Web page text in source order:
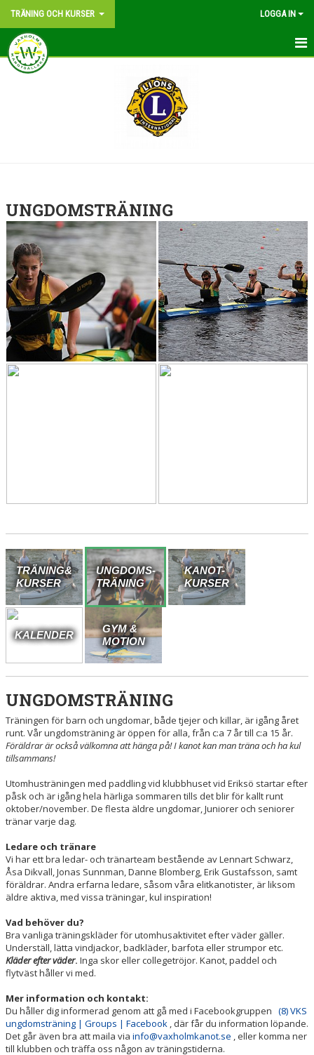
TRÄNING OCH KURSER LOGGA IN
TRÄNING OCH KURSER
UNGDOMSTRÄNING
TRÄNING&
KURSER
UNGDOMS-
TRÄNING
KANOT-
KURSER
KALENDER
GYM &
MOTION
UNGDOMSTRÄNING
Träningen för barn och ungdomar, både tjejer och killar, är igång året
runt. Vår ungdomsträning är öppen för alla, från c:a 7 år till c:a 15 år.
Föräldrar är också välkomna att hänga på! I kanot kan man träna och ha kul
tillsammans!
Utomhusträningen med paddling vid klubbhuset vid Eriksö startar efter
påsk och är igång hela härliga sommaren tills det blir för kallt runt
oktober/november. De flesta äldre ungdomar, Juniorer och seniorer
tränar varje dag.
Ledare och tränare
Vi har ett bra ledar- och tränarteam bestående av Lennart Schwarz,
Åsa Dikvall, Jonas Sunnman, Danne Blomberg, Erik Gustafsson, samt
föräldrar. Andra erfarna ledare, såsom våra elitkanotister, är liksom
äldre aktiva, med vissa träningar, kul inspiration!
Vad behöver du?
Bra vanliga träningskläder för utomhusaktivitet efter väder gäller.
Underställ, lätta vindjackor, badkläder, barfota eller strumpor etc.
Kläder efter väder. Inga skor eller collegetröjor. Kanot, paddel och
flytväst håller vi med.
Mer information och kontakt:
Du håller dig informerad genom att gå med i Facebookgruppen (8) VKS
ungdomsträning | Groups | Facebook , där får du information löpande.
Det går även bra att maila via info@vaxholmkanot.se , eller komma ner
till klubben och träffa oss någon av träningstiderna.